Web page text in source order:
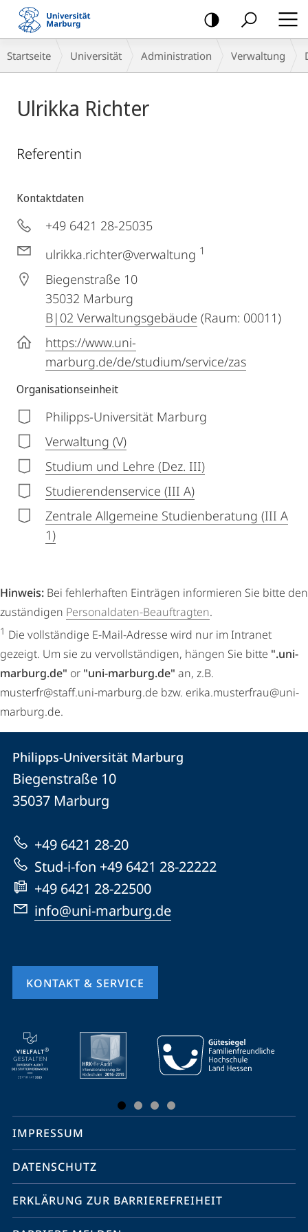
Mobile-
Navigation
Breadcrumb-
Navigation
Startseite Universität Administration Verwaltung
Ulrikka Richter
Referentin
Kontaktdaten
+49 6421 28-25035
ulrikka.richter@verwaltung 1
Biegenstraße 10
35032 Marburg
B|02 Verwaltungsgebäude (Raum: 00011)
https://www.uni-
marburg.de/de/studium/service/zas
Organisationseinheit
Philipps-Universität Marburg
Verwaltung (V)
Studium und Lehre (Dez. III)
Studierendenservice (III A)
Zentrale Allgemeine Studienberatung (III A
1)
Hinweis: Bei fehlerhaften Einträgen informieren Sie bitte den
zuständigen Personaldaten-Beauftragten.
1 Die vollständige E-Mail-Adresse wird nur im Intranet
gezeigt. Um sie zu vervollständigen, hängen Sie bitte ".uni-
marburg.de" or "uni-marburg.de" an, z.B.
musterfr@staff.uni-marburg.de bzw. erika.musterfrau@uni-
marburg.de.
Kontakt
und
Informationen
zur
Website
Kontaktinformationen
Philipps-
Universität
Philipps-Universität Marburg
Biegenstraße 10
35037 Marburg
+49 6421 28-20
Stud-i-fon +49 6421 28-22222
+49 6421 28-22500
info@uni-marburg.de
KONTAKT & SERVICE
Mobile-
Service-
Navigation
Social
Media
Kontakte
IMPRESSUM
DATENSCHUTZ
ERKLÄRUNG ZUR BARRIEREFREIHEIT